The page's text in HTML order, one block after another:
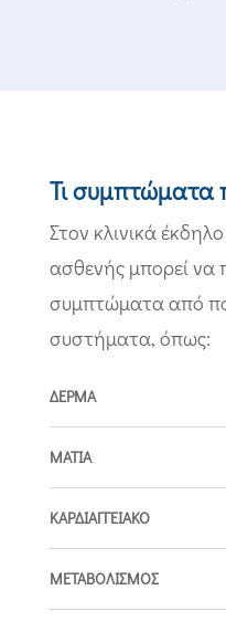
Τι συμπτώματα
Στον κλινικά
ασθενής μπορεί να
συμπτώματα από
συστήματα, όπως:
ΔΕΡΜΑ
ΜΑΤΙΑ
ΚΑΡΔΙΑΓΓΕΙΑΚΟ
ΜΕΤΑΒΟΛΙΣΜΟΣ